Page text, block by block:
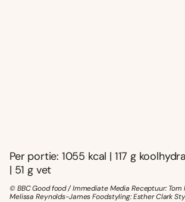
Per portie: 1055 kcal | 117 g
| 51 g vet
© BBC Good food / Immediate Media Receptuur: Tom
Melissa Reynolds-James Foodstyling: Esther Clark